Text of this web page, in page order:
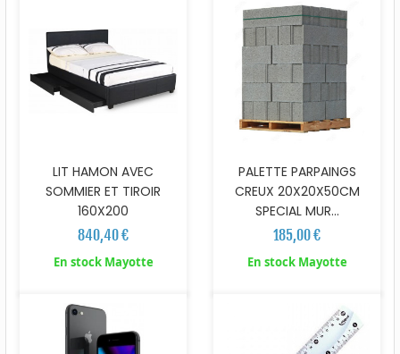
LIT HAMON AVEC
SOMMIER ET TIROIR
160X200
840,40 €
En stock Mayotte
PALETTE PARPAINGS
CREUX 20X20X50CM
SPECIAL MUR...
185,00 €
En stock Mayotte